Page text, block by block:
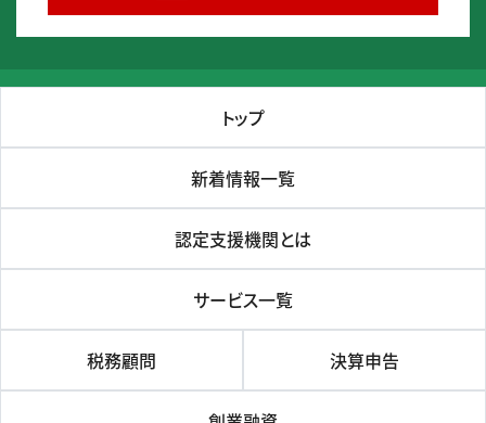
トップ
新着情報一覧
認定支援機関とは
サービス一覧
税務顧問 決算申告